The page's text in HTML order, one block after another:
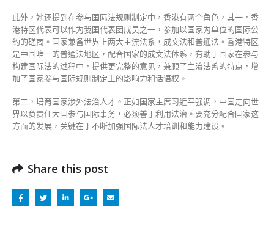
此外，她还提到在参与国际法规则制定中，香港有两个角色，其一，香
港特区代表可以作为我国代表团成员之一，参加以国家为单位的国际公
约的磋商。国家兼备世界上两大主流法系，成文法和普通法。香港特区
是中国唯一的普通法地区，配合国家的成文法体系，有助于国家在参与
构建国际法的过程中，提供更完整的意见，兼顾了主流法系的特点，增
加了国家参与国际规则制定上的影响力和话语权。
第二，培育国家涉外法治人才。正如国家主席习近平强调，中国走向世
界以负责任大国参与国际事务，必须善于利用法治。要充分配合国家这
方面的发展，关键在于不断加强国际法人才培训和能力建设。
Share this post